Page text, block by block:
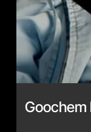
Goochem